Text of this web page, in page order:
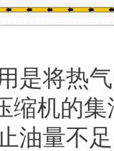
是将热
缩机的集
油量不